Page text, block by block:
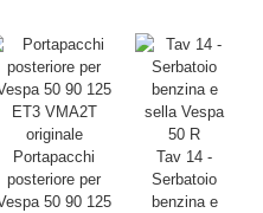
Portapacchi
posteriore per
50 90 125
Tav 14 -
Serbatoio
benzina e